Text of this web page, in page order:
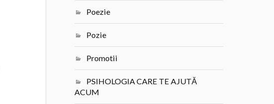
Poezie
Pozie
Promotii
PSIHOLOGIA CARE TE AJUTĂ
ACUM